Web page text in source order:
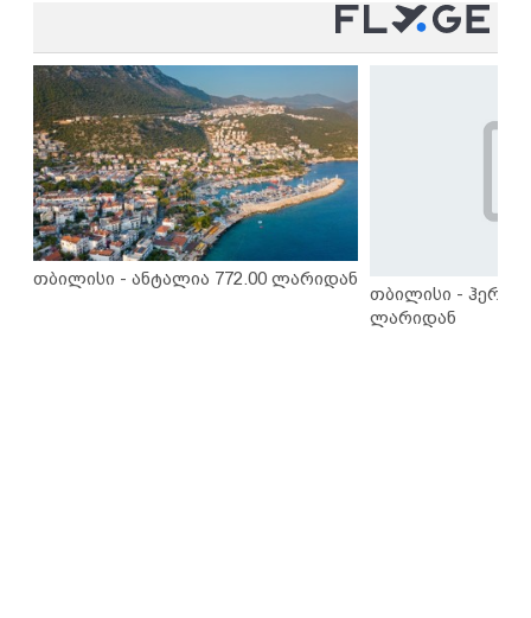
თბილისი - ანტალია 772.00 ლარიდან
თბილისი -
ლარიდან